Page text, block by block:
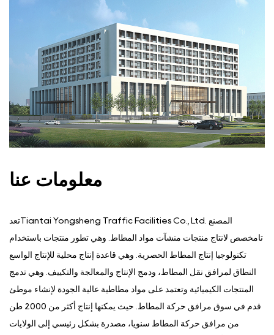
معلومات عنا
تعدTiantai Yongsheng Traffic Facilities Co., Ltd. المصنع
تامخصص لانتاج منتجات منشآت مواد المطاط. وهي تطور منتجات باستخدام
تكنولوجيا إنتاج المطاط الحصرية. وهي قاعدة إنتاج محلية للإنتاج الواسع
النطاق لمرافق نقل المطاط، ودمج الإنتاج والمعالجة والتكييف. وهي تدمج
المنتجات الكيميائية وتعتمد على مواد مطاطية عالية الجودة لإنشاء موطئ
قدم في سوق مرافق حركة المطاط. حيث يمكنها إنتاج أكثر من 2000 طن
من مرافق حركة المطاط سنويا، مصدرة بشكل رئيسي إلى الولايات